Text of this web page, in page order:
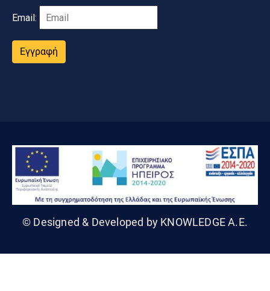
Email:
Εγγραφή
© Designed & Developed by KNOWLEDGE A.E.